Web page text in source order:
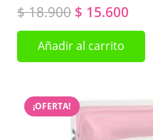
$18.900 El
precio
original
era:
$ 15.600
es:
Añadir al carrito
¡OFERTA!